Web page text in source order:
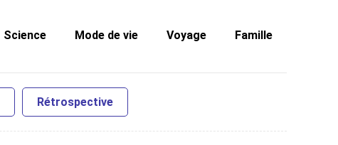
Science Mode de vie Voyage Famille
Rétrospective